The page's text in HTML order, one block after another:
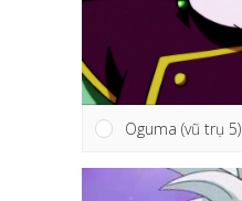
Oguma (vũ trụ 5)